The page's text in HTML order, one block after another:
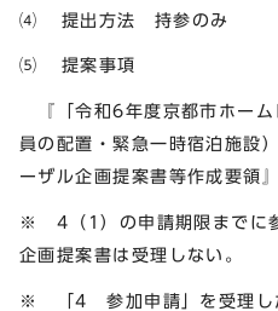
⑷ 提出方法 持参のみ
⑸ 提案事項
『「令和6年度京都市ホーム
員の配置・緊急一時宿泊施設
ーザル企画提案書等作成要領
※ 4（1）の申請期限までに
企画提案書は受理しない。
※ 「4 参加申請」を受理し